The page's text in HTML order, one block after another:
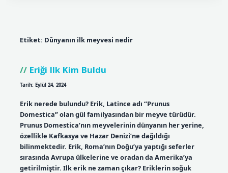
Etiket: Dünyanın ilk meyvesi nedir
Eriği Ilk Kim Buldu
Tarih: Eylül 24, 2024
Erik nerede bulundu? Erik, Latince adı “Prunus
Domestica” olan gül familyasından bir meyve türüdür.
Prunus Domestica’nın meyvelerinin dünyanın her yerine,
özellikle Kafkasya ve Hazar Denizi’ne dağıldığı
bilinmektedir. Erik, Roma’nın Doğu’ya yaptığı seferler
sırasında Avrupa ülkelerine ve oradan da Amerika’ya
getirilmiştir. Ilk erik ne zaman çıkar? Eriklerin soğuk